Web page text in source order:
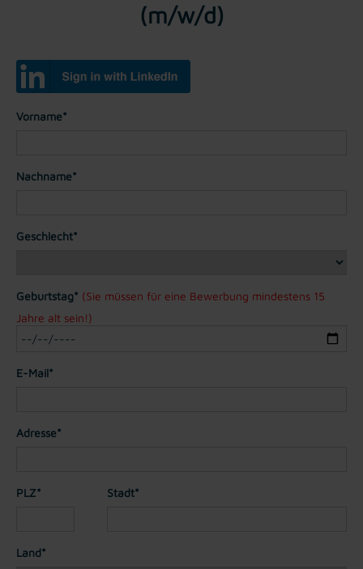
(m/w/d)
Vorname*
Nachname*
Geschlecht*
Geburtstag* (Sie müssen für eine Bewerbung mindestens 15
Jahre alt sein!)
E-Mail*
Adresse*
PLZ* Stadt*
Land*